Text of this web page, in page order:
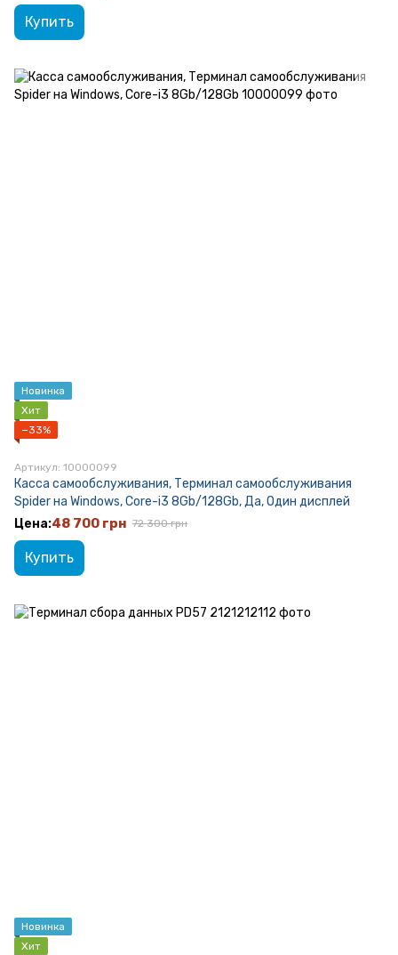
Купить
Новинка
Хит
−33%
Артикул: 10000099
Касса самообслуживания, Терминал самообслуживания
Spider на Windows, Core-i3 8Gb/128Gb, Да, Один дисплей
48 700 грн 72 300 грн
Купить
Новинка
Хит